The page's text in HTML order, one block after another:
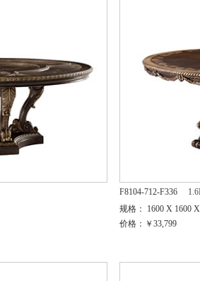
F8104-712-F336
规格： 1600 X 1600
价格：￥33,799